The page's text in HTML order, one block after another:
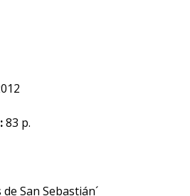
83 p.
San Sebastián´